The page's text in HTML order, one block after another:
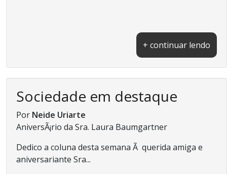
+ continuar lendo
Sociedade em destaque
Por Neide Uriarte
AniversÃ¡rio da Sra. Laura Baumgartner
Dedico a coluna desta semana Ã querida amiga e
aniversariante Sra...